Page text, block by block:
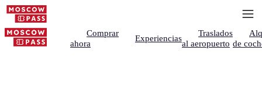
Comprar
ahora
Experiencias
Traslados
al aeropuerto de